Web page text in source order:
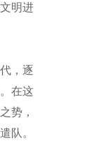
明进
，逐
在这
势，
队。